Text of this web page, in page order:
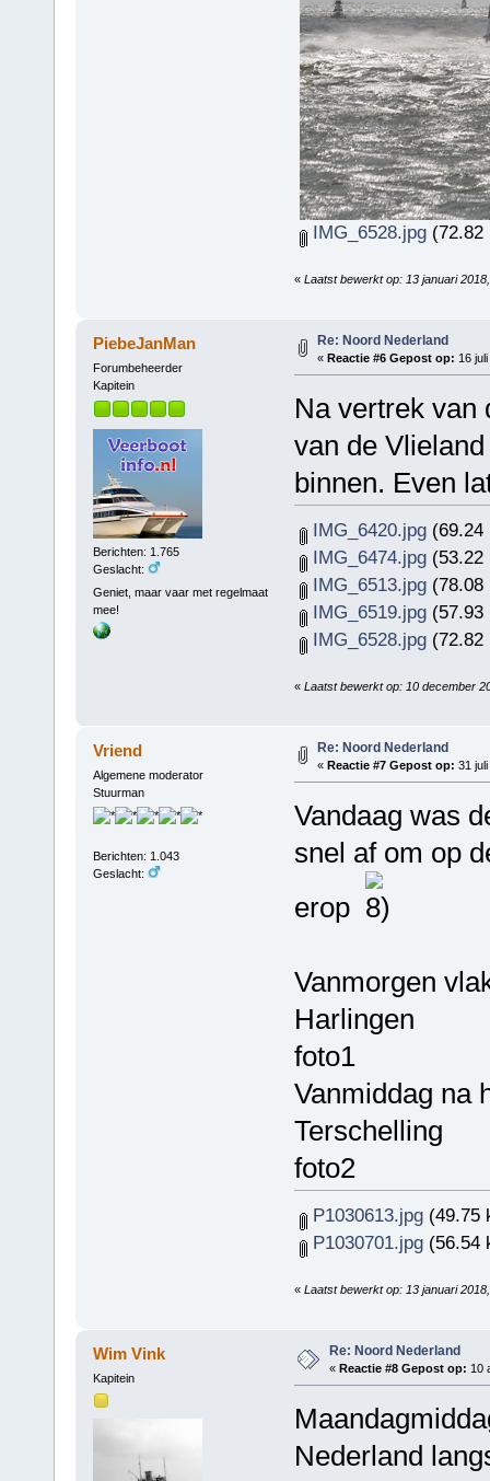
IMG_6528.jpg(72.82
« Laatst bewerkt op: 13 januari
PiebeJanMan
Forumbeheerder
Kapitein
Berichten: 1.765
Geslacht:
Geniet, maar vaar met regelmaat
mee!
Re: Noord Nederland
« Reactie #6 Gepost op: 16
Na vertrek van
van de
binnen. Even
IMG_6420.jpg(69.24
IMG_6474.jpg(53.22
IMG_6513.jpg(78.08
IMG_6519.jpg(57.93
IMG_6528.jpg(72.82
« Laatst bewerkt op: 10 december
Vriend
Algemene moderator
Stuurman
Berichten: 1.043
Geslacht:
Re: Noord Nederland
« Reactie #7 Gepost op: 31
Vandaag was
snel af om op
erop
Vanmorgen
Harlingen
foto1
Vanmiddag na
Terschelling
foto2
P1030613.jpg(49.75
P1030701.jpg(56.54
« Laatst bewerkt op: 13 januari
Wim Vink
Kapitein
Re: Noord Nederland
« Reactie #8 Gepost op: 10
Nederland